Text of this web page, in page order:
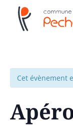
Cet évènement